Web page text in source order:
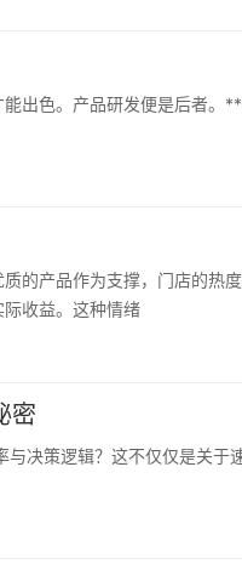
出色。产品研发便是后者
的产品作为支撑，门店的
收益。这种情绪
密
决策逻辑？这不仅仅是关